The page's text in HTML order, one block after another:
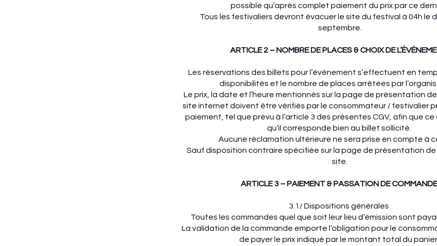
possible qu’après complet paiement du prix par ce
Tous les festivaliers devront évacuer le site du festival à 04h le
septembre.
ARTICLE 2 – NOMBRE DE PLACES & CHOIX DE
Les réservations des billets pour l’événement s’effectuent en
disponibilités et le nombre de places arrêtées par
Le prix, la date et l’heure mentionnés sur la page de présentation
site internet doivent être vérifiés par le consommateur / festivalier
paiement, tel que prévu à l’article 3 des présentes CGV, afin que ce
qu’il corresponde bien au billet sollicité.
Aucune réclamation ultérieure ne sera prise en compte à
Sauf disposition contraire spécifiée sur la page de présentation
site.
ARTICLE 3 – PAIEMENT & PASSATION DE
3.1/ Dispositions générales
Toutes les commandes quel que soit leur lieu d’émission sont
La validation de la commande emporte l’obligation pour le
de payer le prix indiqué par le montant total du panier.